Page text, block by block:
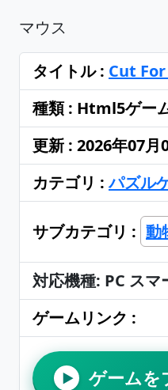
マウス
タイトル : Cut
種類 : Html5ゲー
更新 : 2026年07月
カテゴリ :パズル
サブカテゴリ : 動
対応機種: PC スマ
ゲームリンク :
▶ ゲームを